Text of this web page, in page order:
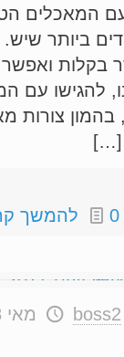
המאכלים
ביותר
בקלות ואפשר
להגישו עם
בהמון צורות
[…]
0
להמשך
boss2